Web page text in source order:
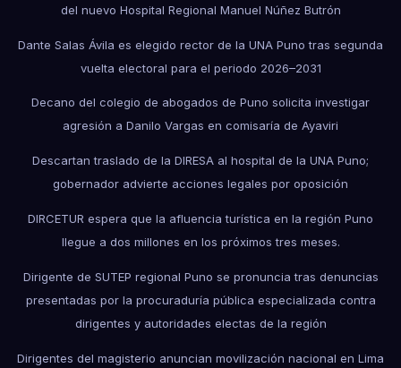
del nuevo Hospital Regional Manuel Núñez Butrón
Dante Salas Ávila es elegido rector de la UNA Puno tras segunda
vuelta electoral para el periodo 2026–2031
Decano del colegio de abogados de Puno solicita investigar
agresión a Danilo Vargas en comisaría de Ayaviri
Descartan traslado de la DIRESA al hospital de la UNA Puno;
gobernador advierte acciones legales por oposición
DIRCETUR espera que la afluencia turística en la región Puno
llegue a dos millones en los próximos tres meses.
Dirigente de SUTEP regional Puno se pronuncia tras denuncias
presentadas por la procuraduría pública especializada contra
dirigentes y autoridades electas de la región
Dirigentes del magisterio anuncian movilización nacional en Lima